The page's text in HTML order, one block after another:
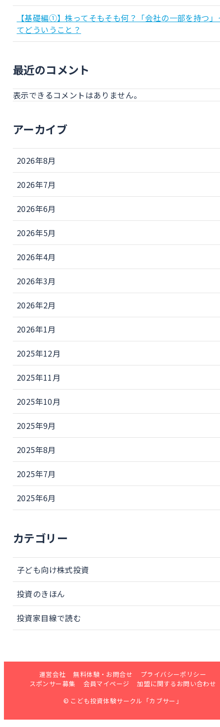
【基礎編①】株ってそもそも何？「会社の一部を持つ」
てどういうこと？
最近のコメント
表示できるコメントはありません。
アーカイブ
2026年8月
2026年7月
2026年6月
2026年5月
2026年4月
2026年3月
2026年2月
2026年1月
2025年12月
2025年11月
2025年10月
2025年9月
2025年8月
2025年7月
2025年6月
カテゴリー
子ども向け株式投資
投資のきほん
投資家目線で読む
運営会社 無料体験・お問合せ
プライバシーポリシー
スポンサー募集
会員マイページ
加盟に関するお問い合わせ
© こども投資体験サークル「カブサー」